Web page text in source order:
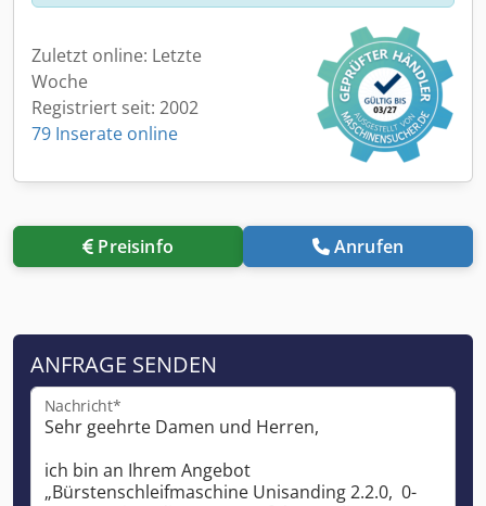
Zuletzt online: Letzte
Woche
Registriert seit: 2002
79 Inserate online
Preisinfo Anrufen
ANFRAGE SENDEN
Nachricht*